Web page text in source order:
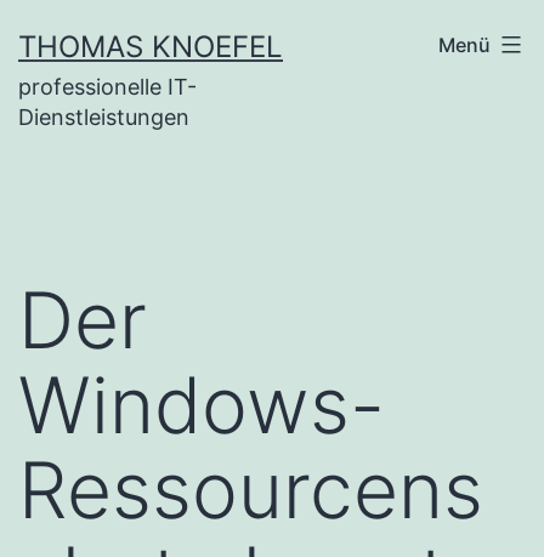
Inhalt
springen
THOMAS KNOEFEL
professionelle IT-
Dienstleistungen
Menü
Der
Windows-
Ressourcens